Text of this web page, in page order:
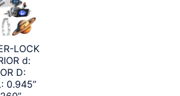
LOCK
d:
D:
0.945”